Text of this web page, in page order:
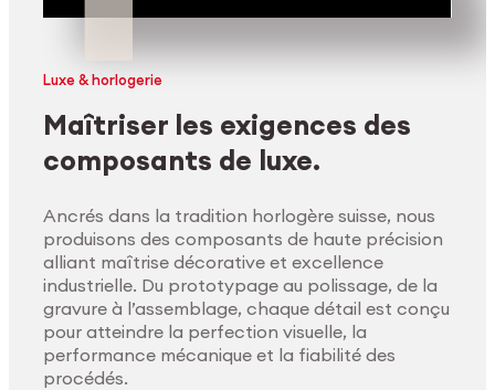
Luxe & horlogerie
Maîtriser les exigences des
composants de luxe.
Ancrés dans la tradition horlogère suisse, nous
produisons des composants de haute précision
alliant maîtrise décorative et excellence
industrielle. Du prototypage au polissage, de la
gravure à l’assemblage, chaque détail est conçu
pour atteindre la perfection visuelle, la
performance mécanique et la fiabilité des
procédés.